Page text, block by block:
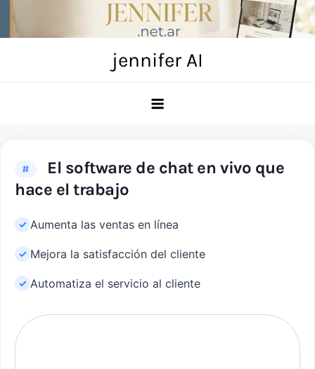
jennifer AI
#
El software de chat en vivo que
hace el trabajo
Aumenta las ventas en línea
Mejora la satisfacción del cliente
Automatiza el servicio al cliente